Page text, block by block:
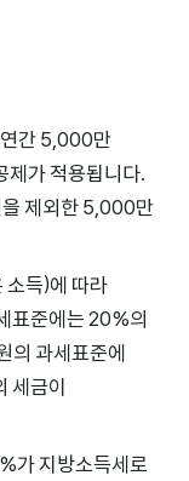
간 5,000만
제가 적용됩니다.
제외한 5,000만
소득)에 따라
표준에는 20%의
의 과세표준에
세금이
가 지방소득세로